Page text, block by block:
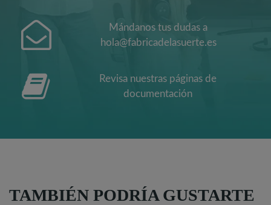
Mándanos tus dudas a
hola@fabricadelasuerte.es
Revisa nuestras páginas de
documentación
TAMBIÉN PODRÍA GUSTARTE